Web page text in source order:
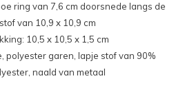
ring van 7,6 cm doorsnede langs de
van 10,9 x 10,9 cm
10,5 x 10,5 x 1,5 cm
polyester garen, lapje stof van 90%
naald van metaal